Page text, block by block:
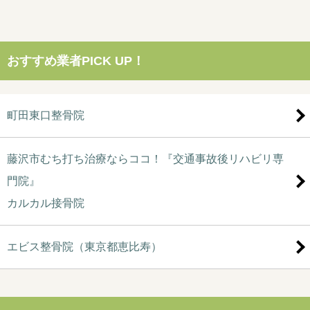
おすすめ業者PICK UP！
町田東口整骨院
藤沢市むち打ち治療ならココ！『交通事故後リハビリ専
門院』
カルカル接骨院
エビス整骨院（東京都恵比寿）